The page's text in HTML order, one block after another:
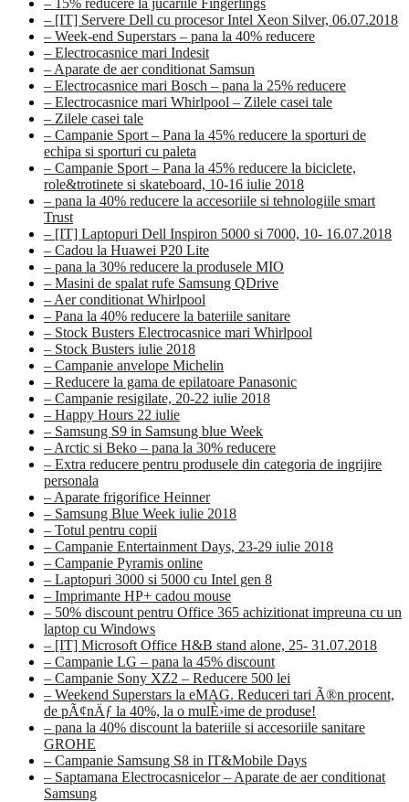
– [IT] Servere Dell cu procesor Intel Xeon Silver, 06.07.2018
– Week-end Superstars – pana la 40% reducere
– Electrocasnice mari Indesit
– Aparate de aer conditionat Samsun
– Electrocasnice mari Bosch – pana la 25% reducere
– Electrocasnice mari Whirlpool – Zilele casei tale
– Zilele casei tale
– Campanie Sport – Pana la 45% reducere la sporturi de
echipa si sporturi cu paleta
– Campanie Sport – Pana la 45% reducere la biciclete,
role&trotinete si skateboard, 10-16 iulie 2018
– pana la 40% reducere la accesoriile si tehnologiile smart
Trust
– [IT] Laptopuri Dell Inspiron 5000 si 7000, 10- 16.07.2018
– Cadou la Huawei P20 Lite
– pana la 30% reducere la produsele MIO
– Masini de spalat rufe Samsung QDrive
– Aer conditionat Whirlpool
– Pana la 40% reducere la bateriile sanitare
– Stock Busters Electrocasnice mari Whirlpool
– Stock Busters iulie 2018
– Campanie anvelope Michelin
– Reducere la gama de epilatoare Panasonic
– Campanie resigilate, 20-22 iulie 2018
– Happy Hours 22 iulie
– Samsung S9 in Samsung blue Week
– Arctic si Beko – pana la 30% reducere
– Extra reducere pentru produsele din categoria de ingrijire
personala
– Aparate frigorifice Heinner
– Samsung Blue Week iulie 2018
– Totul pentru copii
– Campanie Entertainment Days, 23-29 iulie 2018
– Campanie Pyramis online
– Laptopuri 3000 si 5000 cu Intel gen 8
– Imprimante HP+ cadou mouse
– 50% discount pentru Office 365 achizitionat impreuna cu un
laptop cu Windows
– [IT] Microsoft Office H&B stand alone, 25- 31.07.2018
– Campanie LG – pana la 45% discount
– Campanie Sony XZ2 – Reducere 500 lei
– Weekend Superstars la eMAG. Reduceri tari Ã®n procent,
de pÃ¢nÄƒ la 40%, la o mulÈ›ime de produse!
– pana la 40% discount la bateriile si accesoriile sanitare
GROHE
– Campanie Samsung S8 in IT&Mobile Days
– Saptamana Electrocasnicelor – Aparate de aer conditionat
Samsung